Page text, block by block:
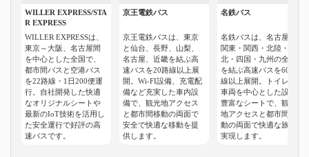
WILLER EXPRESS/STA
R EXPRESS
WILLER EXPRESSは、
東京～大阪、名古屋間
を中心とした全国で、
都市間バスと空港バス
を22路線・1日200便運
行。自社開発した快適
なオリジナルシートや
最新のIoT技術を活用し
た安全運行で好評の高
速バスです。
京王電鉄バス
京王電鉄バスは、東京
と仙台、長野、山梨、
名古屋、近畿を結ぶ高
速バスを20路線以上展
開。Wi-FI設備、充電配
備など充実した車内設
備で、観光地アクセス
と都市間移動の両面で
安全で快適な移動を提
供します。
名鉄バス
名鉄バスは、名古屋と
関東・関西・北陸・東
北・四国・九州の全国
を結ぶ高速バスを60路
線以上展開。トイレ付
車両を中心とした設備
豊富なシートで、観光
地アクセスと都市間移
動の両面で快適な旅を
実現します。